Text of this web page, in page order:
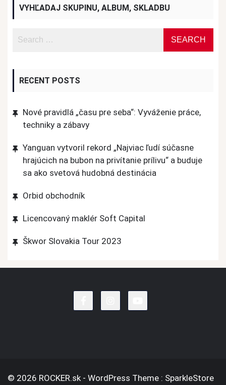
VYHĽADAJ SKUPINU, ALBUM, SKLADBU
RECENT POSTS
Nové pravidlá „času pre seba“: Vyváženie práce,
techniky a zábavy
Yanguan vytvoril rekord „Najviac ľudí súčasne
hrajúcich na bubon na privítanie prílivu“ a buduje
sa ako svetová hudobná destinácia
Orbid obchodník
Licencovaný maklér Soft Capital
Škwor Slovakia Tour 2023
© 2026 ROCKER.sk - WordPress Theme : SparkleStore